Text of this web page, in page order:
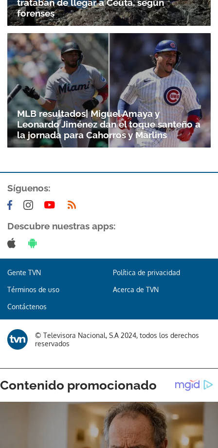
Gracias por suscribirte a nuestro boletín.
ACEPTAR
trataban de llegar a Ceuta, según
forenses
MLB resultados| Miguel Amaya y
Leonardo Jiménez dan el toque santeño a
la jornada para Cahorros y Marlins
Síguenos:
Descubre nuestras apps:
Gente TVN Política de privacidad
Términos de uso Acerca de TVN
Contáctenos
© Televisora Nacional, S.A 2024, todos los derechos
reservados